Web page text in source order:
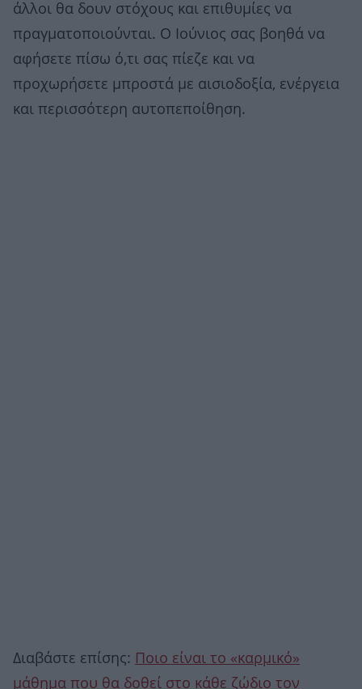
άλλοι θα δουν στόχους και επιθυμίες να
πραγματοποιούνται. Ο Ιούνιος σας βοηθά να
αφήσετε πίσω ό,τι σας πίεζε και να
προχωρήσετε μπροστά με αισιοδοξία, ενέργεια
και περισσότερη αυτοπεποίθηση.
Διαβάστε επίσης: Ποιο είναι το «καρμικό»
μάθημα που θα δοθεί στο κάθε ζώδιο τον